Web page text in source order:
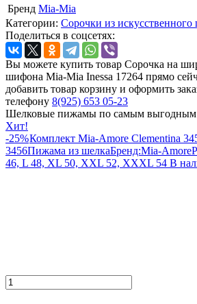
Бренд Mia-Mia
Категории: Сорочки из искусственного
Поделиться в соцсетях:
Вы можете купить товар Сорочка на
шифона Mia-Mia Inessa 17264 прямо
добавить товар корзину и оформить
телефону 8(925) 653 05-23
Шелковые пижамы по самым выгодным
Хит!
-25%Комплект Mia-Amore Clementina
3456Пижама из шелкаБренд:Mia-Amore
46, L 48, XL 50, XXL 52, XXXL 54 В